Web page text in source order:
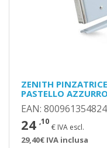
ZENITH
PASTELLO AZZURRO
EAN:
24 ,10
€ IVA escl.
29,40€ IVA inclusa